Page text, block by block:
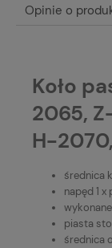
Opinie o
Koło
2065,
H-
średnica
napęd 1 x
piasta
średnica